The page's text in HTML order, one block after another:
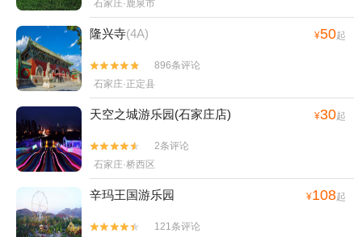
石家庄·鹿泉市
隆兴寺(4A) ¥50起


896条评论
石家庄·正定县
天空之城游乐园(石家庄店) ¥30起


2条评论
石家庄·桥西区
辛玛王国游乐园 ¥108起

 121条评论